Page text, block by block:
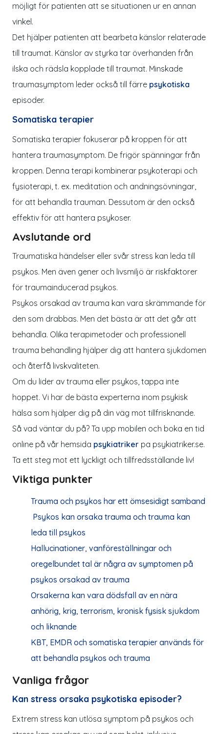
möjligt för patienten att se situationen ur en annan
vinkel.
Det hjälper patienten att bearbeta känslor relaterade
till traumat. Känslor av styrka tar överhanden från
ilska och rädsla kopplade till traumat. Minskade
traumasymptom leder också till färre psykotiska
episoder.
Somatiska terapier
Somatiska terapier fokuserar på kroppen för att
hantera traumasymptom. De frigör spänningar från
kroppen. Denna terapi kombinerar psykoterapi och
fysioterapi, t. ex. meditation och andningsövningar,
för att behandla trauman. Dessutom är den också
effektiv för att hantera psykoser.
Avslutande ord
Traumatiska händelser eller svår stress kan leda till
psykos. Men även gener och livsmiljö är riskfaktorer
för traumainducerad psykos.
Psykos orsakad av trauma kan vara skrämmande för
den som drabbas. Men det bästa är att det går att
behandla. Olika terapimetoder och professionell
trauma behandling hjälper dig att hantera sjukdomen
och återfå livskvaliteten.
Om du lider av trauma eller psykos, tappa inte
hoppet. Vi har de bästa experterna inom psykisk
hälsa som hjälper dig på din väg mot tillfrisknande.
Så vad väntar du på? Ta upp mobilen och boka en tid
online på vår hemsida psykiatriker pa psykiatriker.se.
Ta ett steg mot ett lyckligt och tillfredsställande liv!
Viktiga punkter
Trauma och psykos har ett ömsesidigt samband
Psykos kan orsaka trauma och trauma kan
leda till psykos
Hallucinationer, vanföreställningar och
oregelbundet tal är några av symptomen på
psykos orsakad av trauma
Orsakerna kan vara dödsfall av en nära
anhörig, krig, terrorism, kronisk fysisk sjukdom
och liknande
KBT, EMDR och somatiska terapier används för
att behandla psykos och trauma
Vanliga frågor
Kan stress orsaka psykotiska episoder?
Extrem stress kan utlösa symptom på psykos och